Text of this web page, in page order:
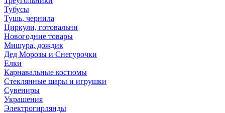
Тубусы
Тушь, чернила
Циркули, готовальни
Новогодние товары
Мишура, дождик
Дед Морозы и Снегурочки
Елки
Карнавальные костюмы
Стеклянные шары и игрушки
Сувениры
Украшения
Электрогирлянды